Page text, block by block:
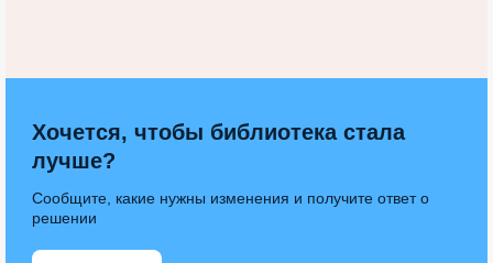
Хочется, чтобы библиотека стала
лучше?
Сообщите, какие нужны изменения и получите ответ о
решении